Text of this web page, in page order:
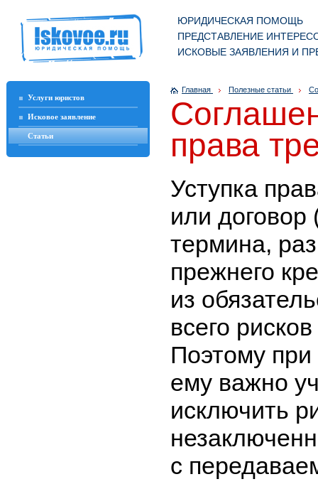
ЮРИДИЧЕСКАЯ ПОМОЩЬ
ПРЕДСТАВЛЕНИЕ
ИСКОВЫЕ ЗАЯВЛЕНИЯ И
Услуги юристов
Исковое заявление
Статьи
Главная Полезные статьи
права
Уступка
или договор
термина,
прежнего
из
всего
Поэтому при
ему важно
исключить
с